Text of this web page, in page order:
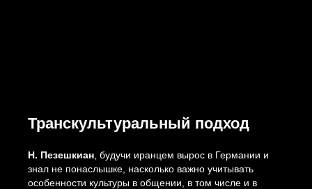
Транскультуральный подход
Н. Пезешкиан , будучи иранцем вырос в Германии и
знал не понаслышке, насколько важно учитывать
особенности культуры в общении, в том числе и в